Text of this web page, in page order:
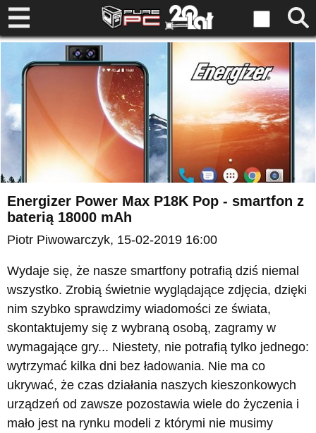
Energizer Power Max P18K Pop - smartfon z
baterią 18000 mAh
Piotr Piwowarczyk, 15-02-2019 16:00
Wydaje się, że nasze smartfony potrafią dziś niemal
wszystko. Zrobią świetnie wyglądające zdjęcia, dzięki
nim szybko sprawdzimy wiadomości ze świata,
skontaktujemy się z wybraną osobą, zagramy w
wymagające gry... Niestety, nie potrafią tylko jednego:
wytrzymać kilka dni bez ładowania. Nie ma co
ukrywać, że czas działania naszych kieszonkowych
urządzeń od zawsze pozostawia wiele do życzenia i
mało jest na rynku modeli z którymi nie musimy